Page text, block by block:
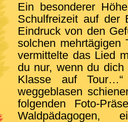
Ein besonderer
Schulfreizeit auf der
Eindruck von den
solchen mehrtägigen
vermittelte das Lied
du nur, wenn du
Klasse auf
weggeblasen
folgenden Foto-
Waldpädagogen,